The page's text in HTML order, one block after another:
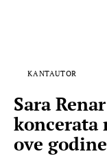
KANTAUTOR
Sara
koncerata
ove